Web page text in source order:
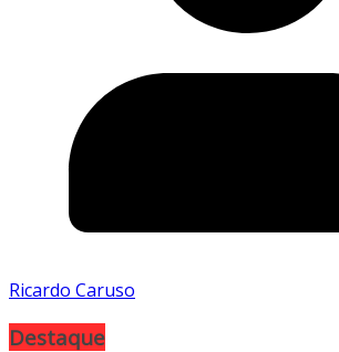
Ricardo Caruso
Destaque